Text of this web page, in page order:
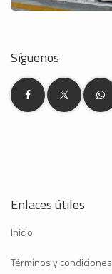
Síguenos
Enlaces útiles
Inicio
Términos y condiciones